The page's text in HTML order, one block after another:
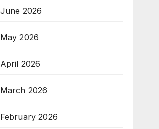
June 2026
May 2026
April 2026
March 2026
February 2026